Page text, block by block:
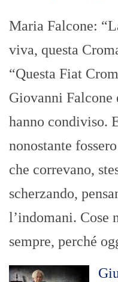
Maria Falcone:
viva, questa
“Questa Fiat
Giovanni Falcone
hanno condiviso.
nonostante
che correvano,
scherzando,
l’indomani. Cose
sempre, perché